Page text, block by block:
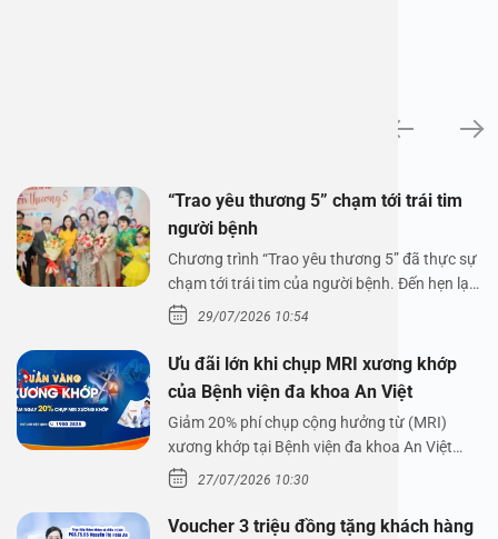
“Trao yêu thương 5” chạm tới trái tim
người bệnh
Chương trình “Trao yêu thương 5” đã thực sự
chạm tới trái tim của người bệnh. Đến hẹn lại
lên,…29/07/2026 10:54
Ưu đãi lớn khi chụp MRI xương khớp
của Bệnh viện đa khoa An Việt
Giảm 20% phí chụp cộng hưởng từ (MRI)
xương khớp tại Bệnh viện đa khoa An Việt
Bệnh viện đa…
27/07/2026 10:30
Voucher 3 triệu đồng tặng khách hàng